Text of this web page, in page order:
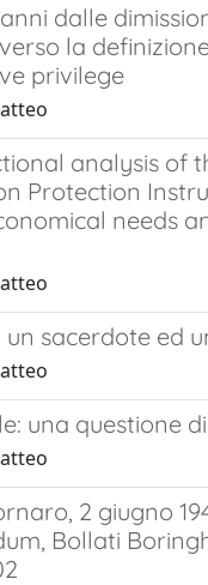
dalle
la
privilege
analysis of
Protection
needs
sacerdote ed
una questione
2 giugno
Bollati